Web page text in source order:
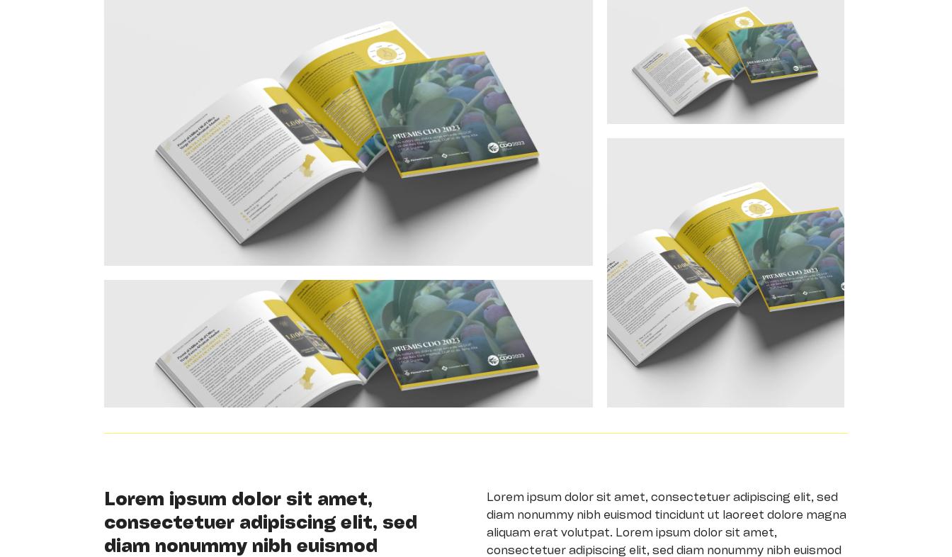
Lorem ipsum dolor sit amet,
consectetuer adipiscing elit, sed
diam nonummy nibh euismod
Lorem ipsum dolor sit amet, consectetuer adipiscing elit, sed
diam nonummy nibh euismod tincidunt ut laoreet dolore magna
aliquam erat volutpat. Lorem ipsum dolor sit amet,
consectetuer adipiscing elit, sed diam nonummy nibh euismod